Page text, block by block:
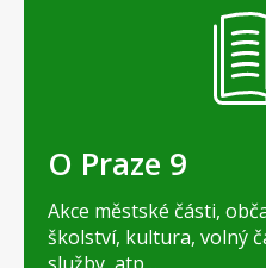
O Praze 9
Akce městské části,
školství, kultura, volný